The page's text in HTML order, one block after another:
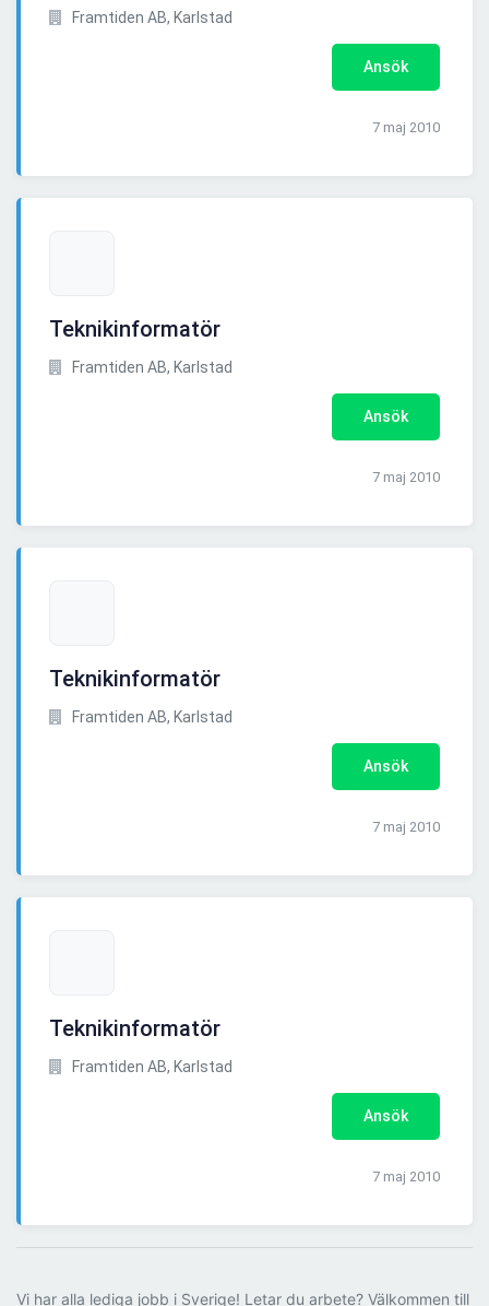
Framtiden AB, Karlstad
Ansök
7 maj 2010
Teknikinformatör
Framtiden AB, Karlstad
Ansök
7 maj 2010
Teknikinformatör
Framtiden AB, Karlstad
Ansök
7 maj 2010
Teknikinformatör
Framtiden AB, Karlstad
Ansök
7 maj 2010
Vi har alla lediga jobb i Sverige! Letar du arbete? Välkommen till